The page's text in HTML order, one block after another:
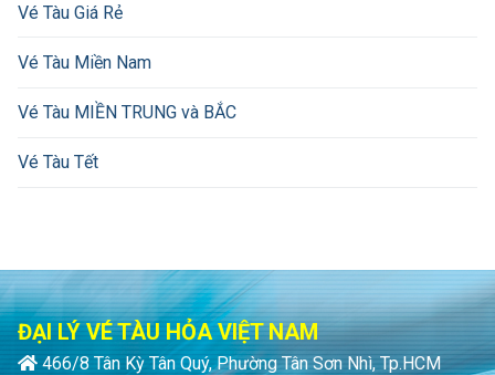
Vé Tàu Giá Rẻ
Vé Tàu Miền Nam
Vé Tàu MIỀN TRUNG và BẮC
Vé Tàu Tết
ĐẠI LÝ VÉ TÀU HỎA VIỆT NAM
466/8 Tân Kỳ Tân Quý, Phường Tân Sơn Nhì, Tp.HCM